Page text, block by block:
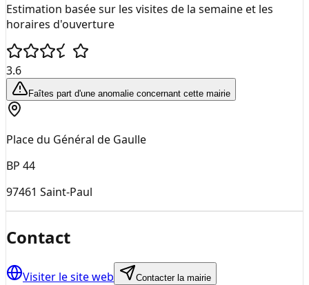
Estimation basée sur les visites de la semaine et les
horaires d'ouverture
3.6
Faîtes part d'une anomalie concernant cette mairie
Place du Général de Gaulle
BP 44
97461 Saint-Paul
Contact
Visiter le site web Contacter la mairie